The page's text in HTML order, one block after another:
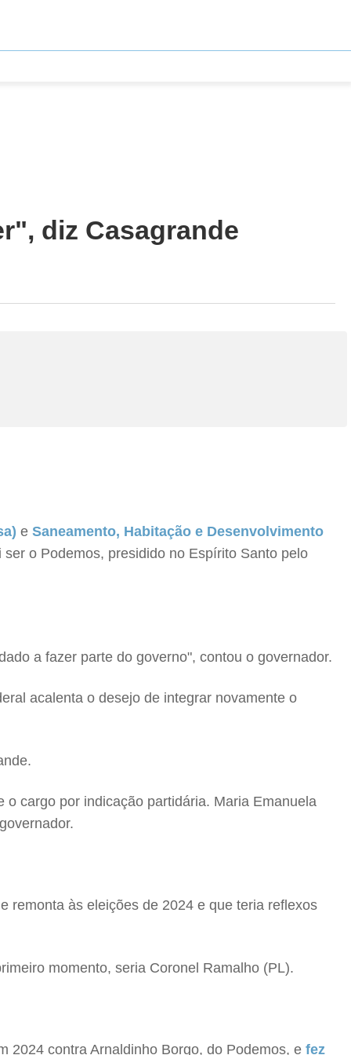
diz Casagrande
e Saneamento, Habitação e Desenvolvimento
o Podemos, presidido no Espírito Santo pelo
a fazer parte do governo", contou o governador.
acalenta o desejo de integrar novamente o
cargo por indicação partidária. Maria Emanuela
remonta às eleições de 2024 e que teria reflexos
momento, seria Coronel Ramalho (PL).
2024 contra Arnaldinho Borgo, do Podemos, e fez